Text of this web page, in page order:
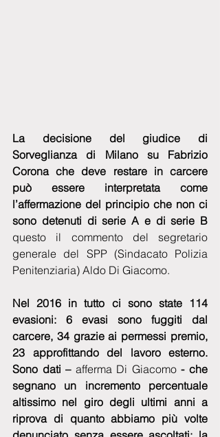
La decisione del giudice di
Sorveglianza di Milano su Fabrizio
Corona che deve restare in carcere
può essere interpretata come
l’affermazione del principio che non ci
sono detenuti di serie A e di serie B
questo il commento del segretario
generale del SPP (Sindacato Polizia
Penitenziaria) Aldo Di Giacomo.
Nel 2016 in tutto ci sono state 114
evasioni: 6 evasi sono fuggiti dal
carcere, 34 grazie ai permessi premio,
23 approfittando del lavoro esterno.
Sono dati – afferma Di Giacomo - che
segnano un incremento percentuale
altissimo nel giro degli ultimi anni a
riprova di quanto abbiamo più volte